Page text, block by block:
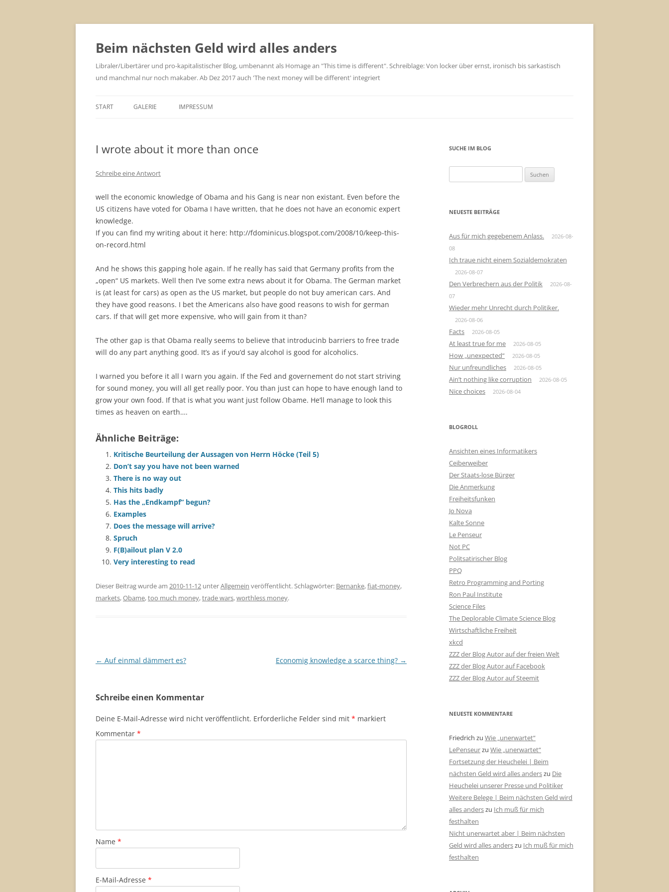
Zum
springen
Beim nächsten Geld wird alles anders
Libraler/Libertärer und pro-kapitalistischer Blog, umbenannt als Homage an "This time is different". Schreiblage: Von locker über ernst, ironisch bis sarkastisch
und manchmal nur noch makaber. Ab Dez 2017 auch 'The next money will be different' integriert
START GALERIE IMPRESSUM
I wrote about it more than once
Schreibe eine Antwort
well the economic knowledge of Obama and his Gang is near non existant. Even before the
US citizens have voted for Obama I have written, that he does not have an economic expert
knowledge.
If you can find my writing about it here: http://fdominicus.blogspot.com/2008/10/keep-this-
on-record.html
And he shows this gapping hole again. If he really has said that Germany profits from the
„open“ US markets. Well then I’ve some extra news about it for Obama. The German market
is (at least for cars) as open as the US market, but people do not buy american cars. And
they have good reasons. I bet the Americans also have good reasons to wish for german
cars. If that will get more expensive, who will gain from it than?
The other gap is that Obama really seems to believe that introducinb barriers to free trade
will do any part anything good. It’s as if you’d say alcohol is good for alcoholics.
I warned you before it all I warn you again. If the Fed and governement do not start striving
for sound money, you will all get really poor. You than just can hope to have enough land to
grow your own food. If that is what you want just follow Obame. He’ll manage to look this
times as heaven on earth….
Ähnliche Beiträge:
Kritische Beurteilung der Aussagen von Herrn Höcke (Teil 5)
Don’t say you have not been warned
There is no way out
This hits badly
Has the „Endkampf“ begun?
Examples
Does the message will arrive?
Spruch
F(B)ailout plan V 2.0
Very interesting to read
Dieser Beitrag wurde am 2010-11-12 unterAllgemein veröffentlicht. Schlagwörter: Bernanke,fiat-money,
markets,Obame,too much money,trade wars,worthless money.
Beitragsnavigation
← Auf einmal dämmert es? Economig knowledge a scarce thing? →
Schreibe einen Kommentar
Deine E-Mail-Adresse wird nicht veröffentlicht. Erforderliche Felder sind mit * markiert
Kommentar *
Name *
E-Mail-Adresse *
SUCHE IM BLOG
nach:
NEUESTE BEITRÄGE
Aus für mich gegebenem Anlass.
2026-08-
08
Ich traue nicht einem Sozialdemokraten
2026-08-07
Den Verbrechern aus der Politik
2026-08-
07
Wieder mehr Unrecht durch Politiker.
2026-08-06
Facts 2026-08-05
At least true for me 2026-08-05
How „unexpected“ 2026-08-05
Nur unfreundliches 2026-08-05
Ain’t nothing like corruption 2026-08-05
Nice choices 2026-08-04
BLOGROLL
Ansichten eines Informatikers
Ceiberweiber
Der Staats-lose Bürger
Die Anmerkung
Freiheitsfunken
Jo Nova
Kalte Sonne
Le Penseur
Not PC
Politsatirischer Blog
PPQ
Retro Programming and Porting
Ron Paul Institute
Science Files
The Deplorable Climate Science Blog
Wirtschaftliche Freiheit
xkcd
ZZZ der Blog Autor auf der freien Welt
ZZZ der Blog Autor auf Facebook
ZZZ der Blog Autor auf Steemit
NEUESTE KOMMENTARE
Friedrich zu Wie „unerwartet“
LePenseurzu Wie „unerwartet“
Fortsetzung der Heuchelei | Beim
nächsten Geld wird alles anderszu Die
Heuchelei unserer Presse und Politiker
Weitere Belege | Beim nächsten Geld wird
alles anderszu Ich muß für mich
festhalten
Nicht unerwartet aber | Beim nächsten
Geld wird alles anderszu Ich muß für mich
festhalten